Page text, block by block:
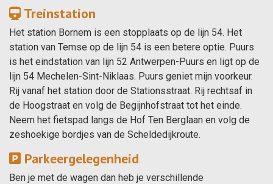
Treinstation
Het station Bornem is een stopplaats op de lijn 54. Het
station van Temse op de lijn 54 is een betere optie. Puurs
is het eindstation van lijn 52 Antwerpen-Puurs en ligt op de
lijn 54 Mechelen-Sint-Niklaas. Puurs geniet mijn voorkeur.
Rij vanaf het station door de Stationsstraat. Rij rechtsaf in
de Hoogstraat en volg de Begijnhofstraat tot het einde.
Neem het fietspad langs de Hof Ten Berglaan en volg de
zeshoekige bordjes van de Scheldedijkroute.
Parkeergelegenheid
Ben je met de wagen dan heb je verschillende